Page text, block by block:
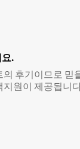
.
후기이므로 믿
원이 제공됩니